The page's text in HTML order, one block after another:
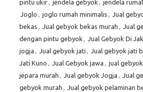
pintu ukir, jendela gebyok , jendela
Joglo , joglo rumah minimalis , Jual
bekas , Jual gebyok bekas murah , Jual
dengan pintu gebyok , Jual Gebyok Di
jogja , Jual gebyok jati , Jual gebyok jati
Jati Kuno , Jual Gebyok jawa , jual
jepara murah , Jual gebyok Jogja , Jual
gebyok murah , Jual gebyok pelaminan